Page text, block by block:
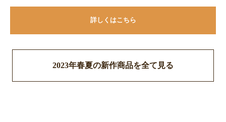
詳しくはこちら
2023年春夏の新作商品を全て見る